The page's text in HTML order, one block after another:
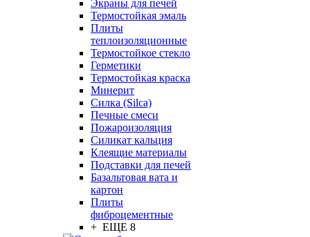
Экраны для печей
Термостойкая эмаль
Плиты
теплоизоляционные
Термостойкое стекло
Герметики
Термостойкая краска
Минерит
Силка (Silca)
Печные смеси
Пожароизоляция
Силикат кальция
Клеящие материалы
Подставки для печей
Базальтовая вата и
картон
Плиты
фиброцементные
+ ЕЩЕ 8